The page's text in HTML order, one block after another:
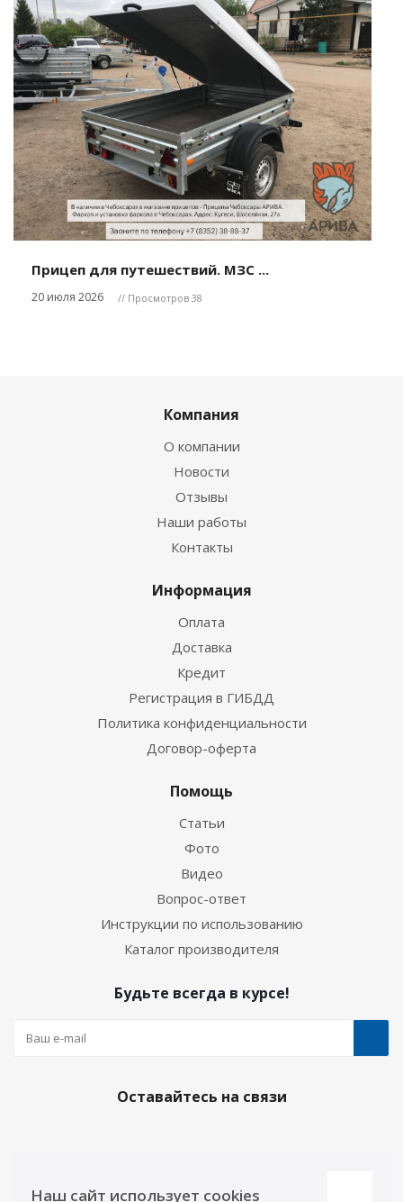
Прицеп для путешествий. МЗС ...
20 июля 2026 // Просмотров 38
Компания
О компании
Новости
Отзывы
Наши работы
Контакты
Информация
Оплата
Доставка
Кредит
Регистрация в ГИБДД
Политика конфиденциальности
Договор-оферта
Помощь
Статьи
Фото
Видео
Вопрос-ответ
Инструкции по использованию
Каталог производителя
Будьте всегда в курсе!
Оставайтесь на связи
Наши контакты
Наш сайт использует cookies